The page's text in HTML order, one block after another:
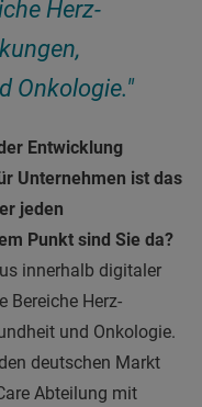
Herz-
Onkologie."
Entwicklung
Unternehmen ist das
jeden
Punkt sind Sie da?
innerhalb digitaler
Bereiche Herz-
und Onkologie.
deutschen Markt
Abteilung mit